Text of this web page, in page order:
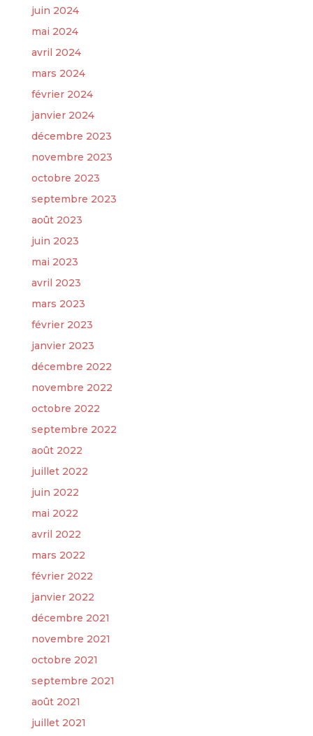
juin 2024
mai 2024
avril 2024
mars 2024
février 2024
janvier 2024
décembre 2023
novembre 2023
octobre 2023
septembre 2023
août 2023
juin 2023
mai 2023
avril 2023
mars 2023
février 2023
janvier 2023
décembre 2022
novembre 2022
octobre 2022
septembre 2022
août 2022
juillet 2022
juin 2022
mai 2022
avril 2022
mars 2022
février 2022
janvier 2022
décembre 2021
novembre 2021
octobre 2021
septembre 2021
août 2021
juillet 2021